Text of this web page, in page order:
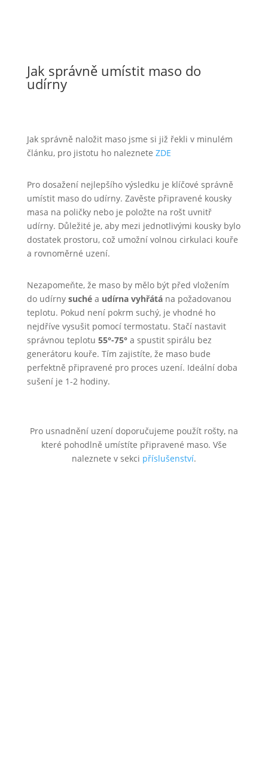
Jak správně umístit maso do
udírny
Jak správně naložit maso jsme si již řekli v minulém
článku, pro jistotu ho naleznete ZDE
Pro dosažení nejlepšího výsledku je klíčové správně
umístit maso do udírny. Zavěste připravené kousky
masa na poličky nebo je položte na rošt uvnitř
udírny. Důležité je, aby mezi jednotlivými kousky bylo
dostatek prostoru, což umožní volnou cirkulaci kouře
a rovnoměrné uzení.
Nezapomeňte, že maso by mělo být před vložením
do udírny suchéa udírna vyhřátána požadovanou
teplotu. Pokud není pokrm suchý, je vhodné ho
nejdříve vysušit pomocí termostatu. Stačí nastavit
správnou teplotu 55°-75°a spustit spirálu bez
generátoru kouře. Tím zajistíte, že maso bude
perfektně připravené pro proces uzení. Ideální doba
sušení je 1-2 hodiny.
Pro usnadnění uzení doporučujeme použít rošty, na
které pohodlně umístíte připravené maso. Vše
naleznete v sekci příslušenství.